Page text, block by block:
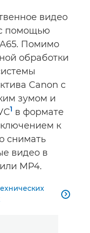
видео
помощью
Помимо
обработки
Canon с
зумом и
1 в формате
к
снимать
видео в
MP4.
